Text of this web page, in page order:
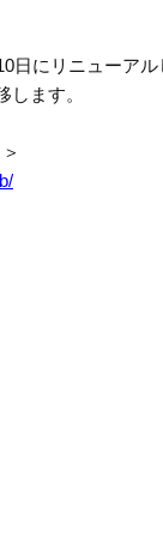
日にリニューアル
ます。